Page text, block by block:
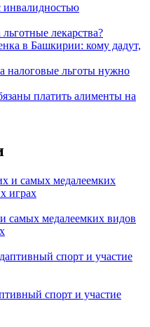
лекарства?
в Башкирии: кому дадут,
льготы нужно
платить алименты на
самых медалеемких видов
спорт и участие